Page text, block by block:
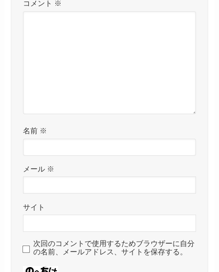
コメント ※
名前 ※
メール ※
サイト
次回のコメントで使用するためブラウザーに自分
の名前、メールアドレス、サイトを保存する。